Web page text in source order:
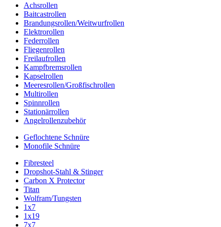
Achsrollen
Baitcastrollen
Brandungsrollen/Weitwurfrollen
Elektrorollen
Federrollen
Fliegenrollen
Freilaufrollen
Kampfbremsrollen
Kapselrollen
Meeresrollen/Großfischrollen
Multirollen
Spinnrollen
Stationärrollen
Angelrollenzubehör
Geflochtene Schnüre
Monofile Schnüre
Fibresteel
Dropshot-Stahl & Stinger
Carbon X Protector
Titan
Wolfram/Tungsten
1x7
1x19
7x7